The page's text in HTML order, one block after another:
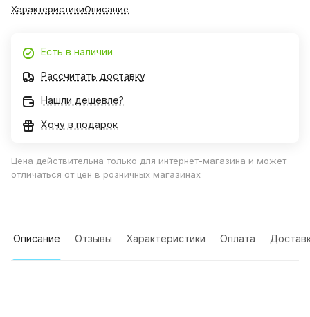
ХарактеристикиОписание
Есть в наличии
Рассчитать доставку
Нашли дешевле?
Хочу в подарок
Цена действительна только для интернет-магазина и может
отличаться от цен в розничных магазинах
Описание Отзывы Характеристики Оплата